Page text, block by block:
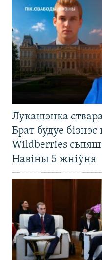
Лукашэнка
Брат будуе
Wildberries
Навіны 5 жніўня